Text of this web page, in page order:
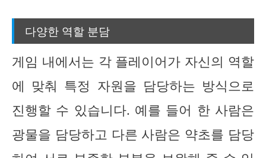
다양한 역할 분담
게임 내에서는 각 플레이어가 자신의 역할
에 맞춰 특정 자원을 담당하는 방식으로
진행할 수 있습니다. 예를 들어 한 사람은
광물을 담당하고 다른 사람은 약초를 담당